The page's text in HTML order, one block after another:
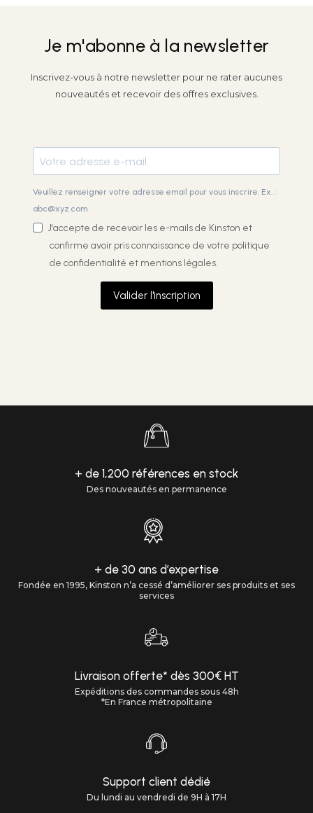
Je m'abonne à la newsletter
Inscrivez-vous à notre newsletter pour ne rater aucunes
nouveautés et recevoir des offres exclusives.
Veuillez renseigner votre adresse email pour vous inscrire. Ex. :
abc@xyz.com
J'accepte de recevoir les e-mails de Kinston et
confirme avoir pris connaissance de votre politique
de confidentialité et mentions légales.
Valider l'inscription
+ de 1,200 références en stock
Des nouveautés en permanence
+ de 30 ans d’expertise
Fondée en 1995, Kinston n’a cessé d’améliorer ses produits et ses
services
Livraison offerte* dès 300€ HT
Expéditions des commandes sous 48h
*En France métropolitaine
Support client dédié
Du lundi au vendredi de 9H à 17H